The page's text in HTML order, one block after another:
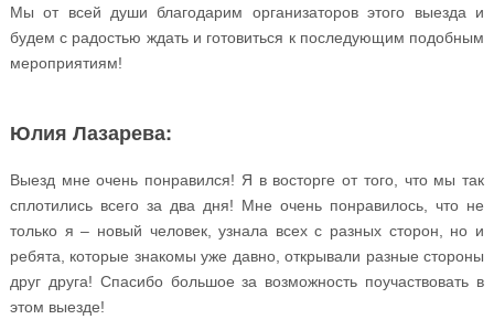
Мы от всей души благодарим организаторов этого выезда и
будем с радостью ждать и готовиться к последующим подобным
мероприятиям!
Юлия Лазарева:
Выезд мне очень понравился! Я в восторге от того, что мы так
сплотились всего за два дня! Мне очень понравилось, что не
только я – новый человек, узнала всех с разных сторон, но и
ребята, которые знакомы уже давно, открывали разные стороны
друг друга! Спасибо большое за возможность поучаствовать в
этом выезде!